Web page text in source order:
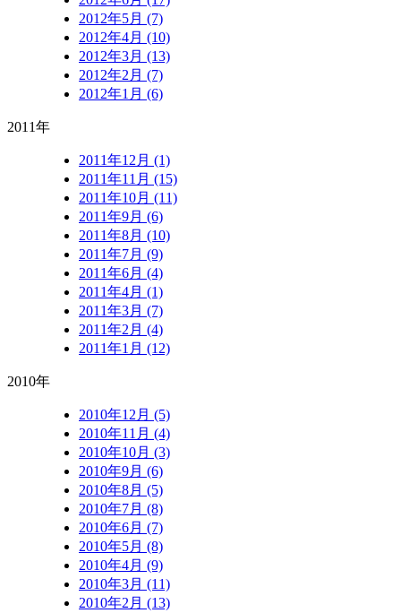
2012年5月 (7)
2012年4月 (10)
2012年3月 (13)
2012年2月 (7)
2012年1月 (6)
2011年
2011年12月 (1)
2011年11月 (15)
2011年10月 (11)
2011年9月 (6)
2011年8月 (10)
2011年7月 (9)
2011年6月 (4)
2011年4月 (1)
2011年3月 (7)
2011年2月 (4)
2011年1月 (12)
2010年
2010年12月 (5)
2010年11月 (4)
2010年10月 (3)
2010年9月 (6)
2010年8月 (5)
2010年7月 (8)
2010年6月 (7)
2010年5月 (8)
2010年4月 (9)
2010年3月 (11)
2010年2月 (13)